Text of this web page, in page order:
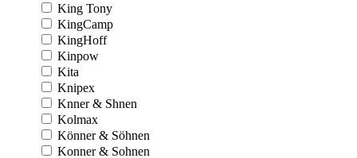
King Tony
KingCamp
KingHoff
Kinpow
Kita
Knipex
Knner & Shnen
Kolmax
Könner & Söhnen
Konner & Sohnen